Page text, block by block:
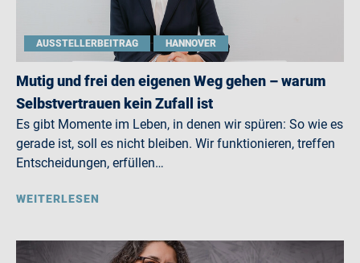
AUSSTELLERBEITRAG HANNOVER
Mutig und frei den eigenen Weg gehen – warum
Selbstvertrauen kein Zufall ist
Es gibt Momente im Leben, in denen wir spüren: So wie es
gerade ist, soll es nicht bleiben. Wir funktionieren, treffen
Entscheidungen, erfüllen…
WEITERLESEN